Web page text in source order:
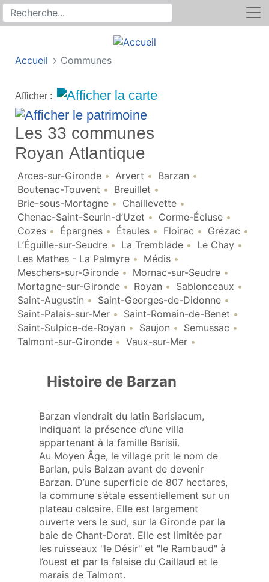
Recherche sur le site
Rechercher
Accueil Communes
Afficher :
Les 33 communes
Royan Atlantique
Arces-sur-Gironde Arvert
Barzan
Boutenac-Touvent
Breuillet
Brie-sous-Mortagne
Chaillevette
Chenac-Saint-Seurin-d’Uzet
Corme-Écluse
Cozes
Épargnes Étaules Floirac
Grézac
L’Éguille-sur-Seudre
La Tremblade
Le Chay
Les Mathes - La Palmyre
Médis
Meschers-sur-Gironde
Mornac-sur-Seudre
Mortagne-sur-Gironde
Royan
Sablonceaux
Saint-Augustin
Saint-Georges-de-Didonne
Saint-Palais-sur-Mer
Saint-Romain-de-Benet
Saint-Sulpice-de-Royan
Saujon
Semussac
Talmont-sur-Gironde
Vaux-sur-Mer
Histoire de Barzan
Barzan viendrait du latin Barisiacum,
indiquant la présence d’une villa
appartenant à la famille Barisii.
Au Moyen Âge, le village prit le nom de
Barlan, puis Balzan avant de devenir
Barzan. D’une superficie de 807 hectares,
la commune s’étale essentiellement sur un
plateau calcaire. Elle est largement
ouverte vers le sud, sur la Gironde par la
baie de Chant‑Dorat. Elle est limitée par
les ruisseaux "le Désir" et "le Rambaud" à
l’ouest et par la falaise du Caillaud et le
marais de Talmont.